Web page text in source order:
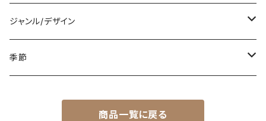
白
黒
ジャンル/デザイン
シンプル
季節
商品一覧に戻る